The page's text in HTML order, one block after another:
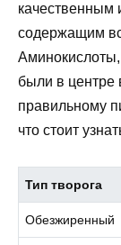
качественным
содержащим
Аминокислоты,
были в центре
правильному
что стоит
Тип творога
Обезжиренный